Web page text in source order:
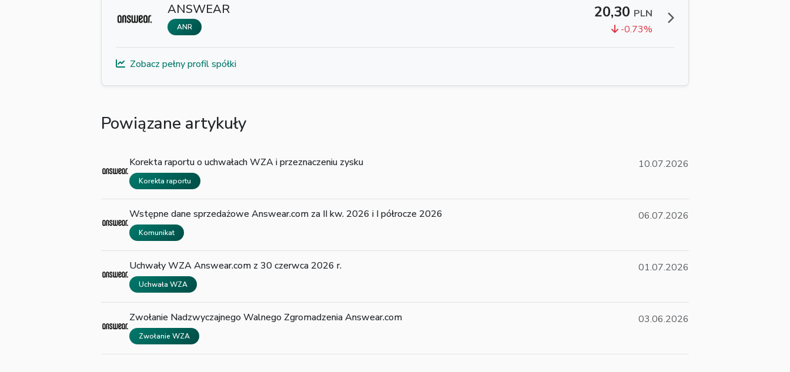
ANSWEAR
ANR
20,30 PLN
-0.73%
Zobacz pełny profil spółki
Powiązane artykuły
Korekta raportu o uchwałach WZA i przeznaczeniu zysku
Korekta raportu
10.07.2026
Wstępne dane sprzedażowe Answear.com za II kw. 2026 i I półrocze 2026
Komunikat
06.07.2026
Uchwały WZA Answear.com z 30 czerwca 2026 r.
Uchwała WZA
01.07.2026
Zwołanie Nadzwyczajnego Walnego Zgromadzenia Answear.com
Zwołanie WZA
03.06.2026